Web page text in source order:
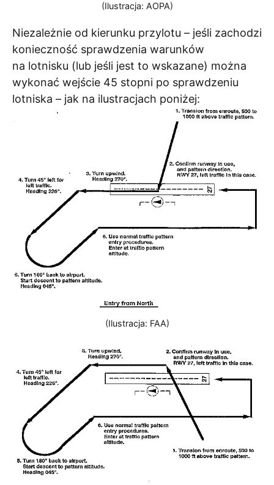
(Ilustracja: AOPA)
Niezależnie od kierunku przylotu – jeśli zachodzi
konieczność sprawdzenia warunków
na lotnisku (lub jeśli jest to wskazane) można
wykonać wejście 45 stopni po sprawdzeniu
lotniska – jak na ilustracjach poniżej:
(Ilustracja: FAA)